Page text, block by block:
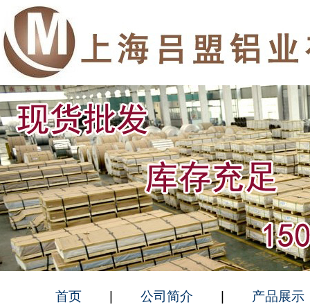
首页 公司简介 产品展示